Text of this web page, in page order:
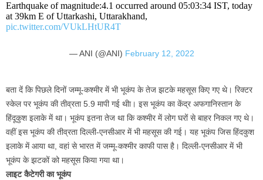
Earthquake of magnitude:4.1 occurred around 05:03:34 IST, today
at 39km E of Uttarkashi, Uttarakhand,
pic.twitter.com/VUkLHtUR4T
— ANI (@ANI) February 12, 2022
बता दें कि पिछले दिनों जम्मू-कश्मीर में भी भूकंप के तेज झटके महसूस किए गए थे। रिक्टर
स्केल पर भूकंप की तीव्रता 5.9 मापी गई थीा। इस भूकंप का केंद्र अफगानिस्तान के
हिंदूकुश इलाके में था। भूकंप इतना तेज था कि कश्मीर में लोग घरों से बाहर निकल गए थे।
वहीं इस भूकंप की तीव्रता दिल्ली-एनसीआर में भी महसूस की गई। यह भूकंप जिस हिंदकुश
इलाके में आया था, वहां से भारत में जम्मू-कश्मीर काफी पास है। दिल्ली-एनसीआर में भी
भूकंप के झटकों को महसूस किया गया था।
लाइट कैटेगरी का भूकंप